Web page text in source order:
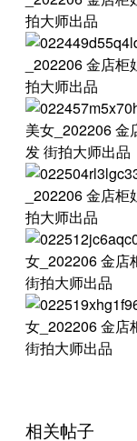
相关帖子